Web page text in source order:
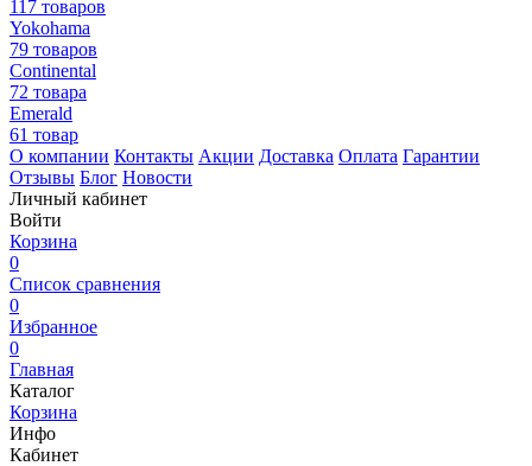
117 товаров
Yokohama
79 товаров
Continental
72 товара
Emerald
61 товар
О компании Контакты Акции Доставка Оплата Гарантии
Отзывы Блог Новости
Личный кабинет
Войти
Корзина
0
Список сравнения
0
Избранное
0
Главная
Каталог
Корзина
Инфо
Кабинет